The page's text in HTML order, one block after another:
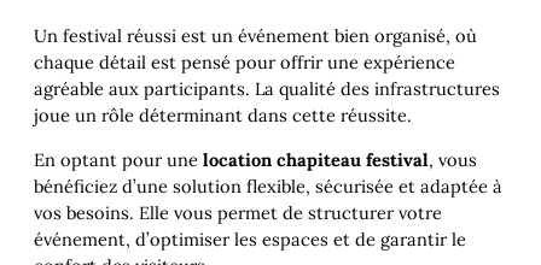
Un festival réussi est un événement bien organisé, où
chaque détail est pensé pour offrir une expérience
agréable aux participants. La qualité des infrastructures
joue un rôle déterminant dans cette réussite.
En optant pour une location chapiteau festival, vous
bénéficiez d’une solution flexible, sécurisée et adaptée à
vos besoins. Elle vous permet de structurer votre
événement, d’optimiser les espaces et de garantir le